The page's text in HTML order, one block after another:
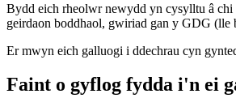
Bydd eich rheolwr newydd yn cysylltu â
geirdaon boddhaol, gwiriad gan y GDG
Er mwyn eich galluogi i ddechrau cyn
Faint o gyflog fydda i'n ei